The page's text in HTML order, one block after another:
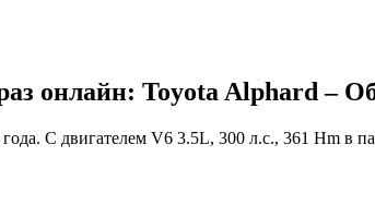
онлайн: Toyota Alphard –
С двигателем V6 3.5L, 300 л.с., 361 Hm